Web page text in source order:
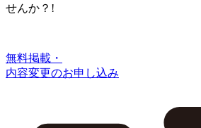
せんか？!
無料掲載・
内容変更のお申し込み